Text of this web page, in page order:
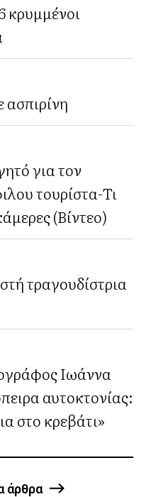
κρυμμένοι
για τον
τουρίστα-Τι
(Βίντεο)
τραγουδίστρια
Ιωάννα
αυτοκτονίας:
στο κρεβάτι»
άρθρα